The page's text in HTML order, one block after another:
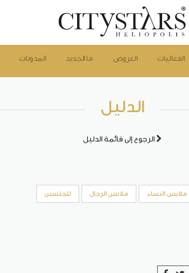
المدونات ما الجديد العروض الفعاليات
الدليل
الرجوع إلى قائمة الدليل
ملابس النساء ملابس الرجال للجنسين